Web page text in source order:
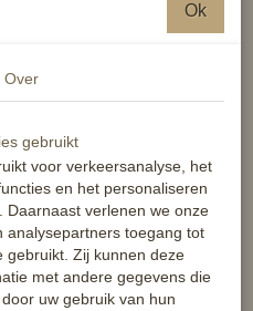
NAF Profeet - voor
€ 49,99
In winkelwagen
Ok
Over
gebruikt
voor verkeersanalyse, het
en het personaliseren
verlenen we onze
analysepartners toegang tot
gebruikt. Zij kunnen deze
met andere gegevens die
uw gebruik van hun